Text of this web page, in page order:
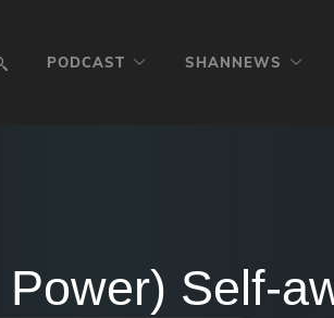
PODCAST SHANNEWS
Power) Self-